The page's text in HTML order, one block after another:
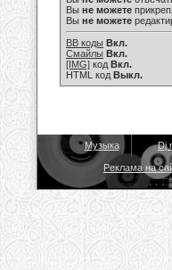
Вы не можете
Вы не можете
BB коды Вкл.
Смайлы Вкл.
[IMG] код Вкл.
HTML код Выкл.
Музыка Dj
Реклама на